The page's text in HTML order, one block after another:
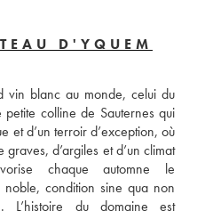
D'YQUEM
vin blanc au monde, celui du
petite colline de Sauternes qui
et d’un terroir d’exception, où
d’argiles et d’un climat
chaque automne le
condition sine qua non
du domaine est